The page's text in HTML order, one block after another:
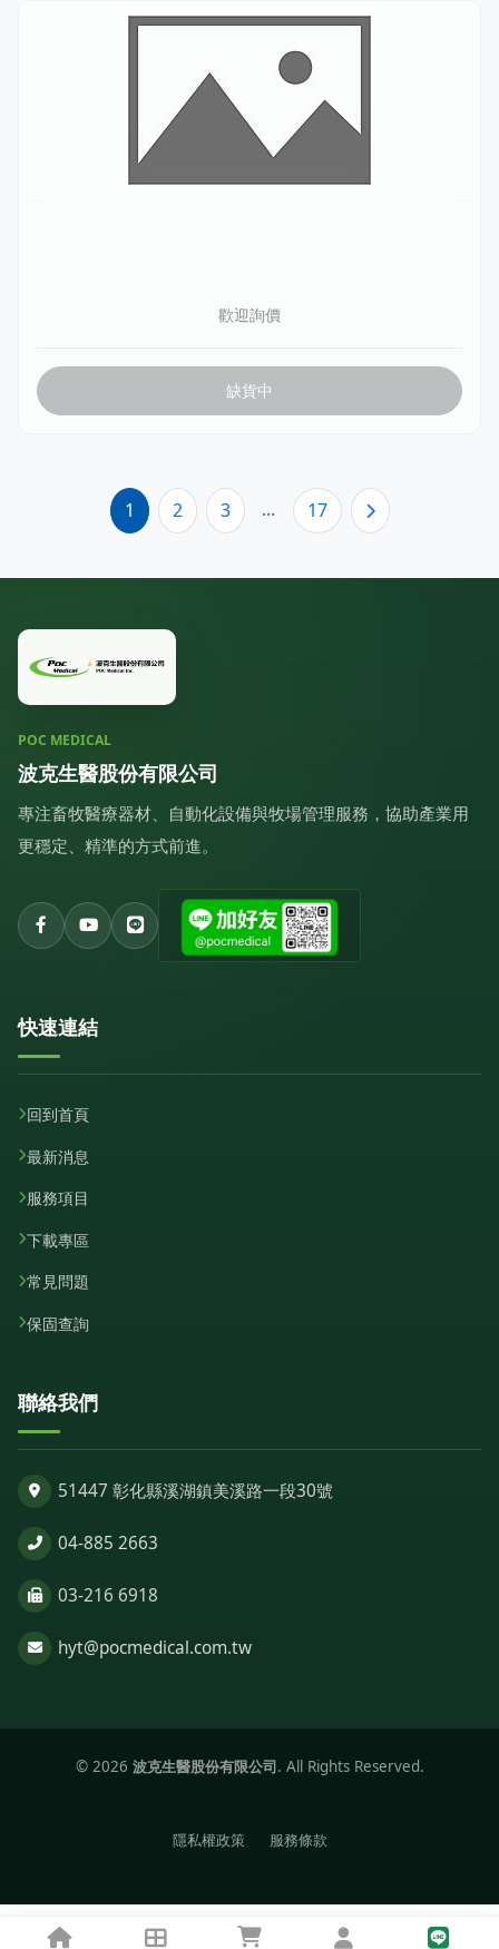
歡迎詢價
缺貨中
1 2 3 ... 17
POC MEDICAL
波克生醫股份有限公司
專注畜牧醫療器材、自動化設備與牧場管理服務，協助產業用
更穩定、精準的方式前進。
快速連結
回到首頁
最新消息
服務項目
下載專區
常見問題
保固查詢
聯絡我們
51447 彰化縣溪湖鎮美溪路一段30號
04-885 2663
03-216 6918
hyt@pocmedical.com.tw
© 2026 波克生醫股份有限公司. All Rights Reserved.
隱私權政策 服務條款